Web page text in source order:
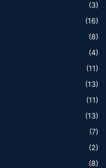
(3)
(16)
(8)
(4)
(11)
(13)
(11)
(13)
(7)
(2)
(8)